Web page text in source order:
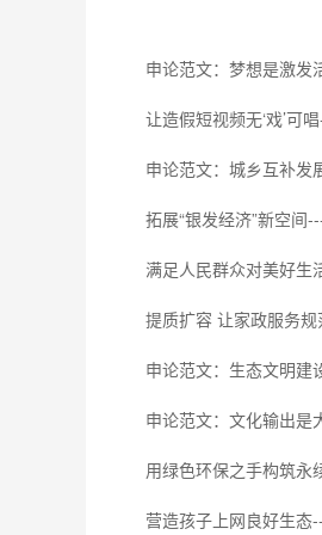
申论范文：梦想是激发
让造假短视频无‘戏’可
申论范文：城乡互补发
拓展“银发经济”新空间
满足人民群众对美好生
提质扩容 让家政服务
申论范文：生态文明建
申论范文：文化输出是
用绿色环保之手构筑永
营造孩子上网良好生态